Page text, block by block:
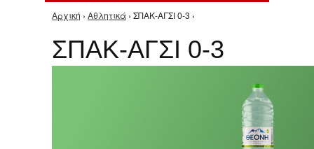
Είστε εδώ
Αρχική › Αθλητικά › ΣΠΑΚ-ΑΓΣΙ 0-3 ›
ΣΠΑΚ-ΑΓΣΙ 0-3